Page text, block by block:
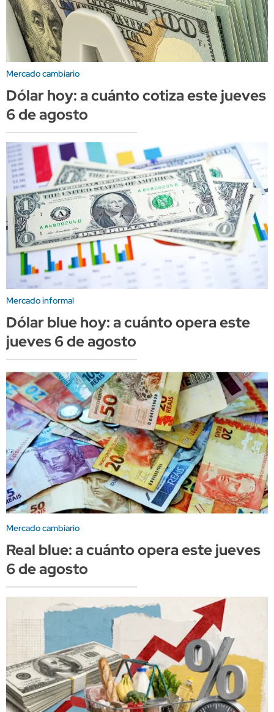
Mercado cambiario
Dólar hoy: a cuánto cotiza este jueves
6 de agosto
Mercado informal
Dólar blue hoy: a cuánto opera este
jueves 6 de agosto
Mercado cambiario
Real blue: a cuánto opera este jueves
6 de agosto